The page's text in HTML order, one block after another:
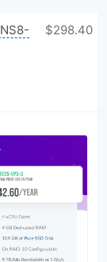
$298.40